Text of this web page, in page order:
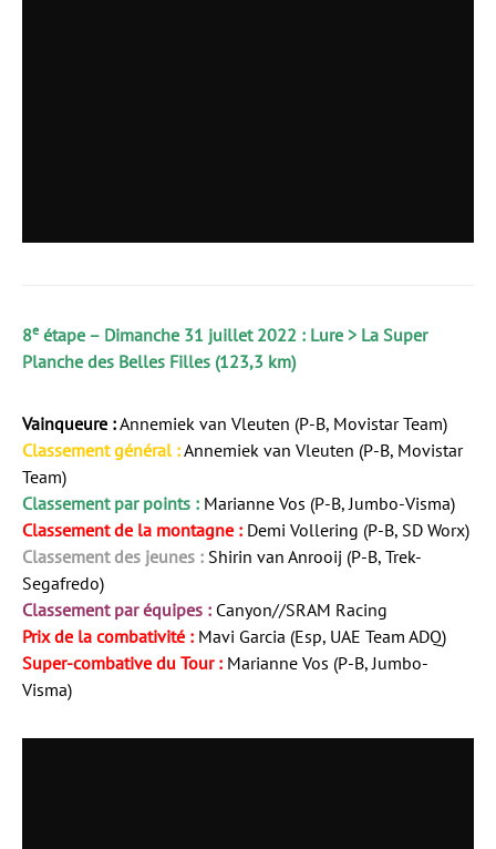
8e étape – Dimanche 31 juillet 2022 : Lure > La Super
Planche des Belles Filles (123,3 km)
Vainqueure :Annemiek van Vleuten (P-B, Movistar Team)
Classement général :Annemiek van Vleuten (P-B, Movistar
Team)
Classement par points : Marianne Vos (P-B, Jumbo-Visma)
Classement de la montagne : Demi Vollering (P-B, SD Worx)
Classement des jeunes : Shirin van Anrooij (P-B, Trek-
Segafredo)
Classement par équipes : Canyon//SRAM Racing
Prix de la combativité : Mavi Garcia (Esp, UAE Team ADQ)
Super-combative du Tour : Marianne Vos (P-B, Jumbo-
Visma)